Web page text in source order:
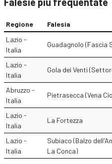
Regione Falesia
Lazio -
Italia
Guadagnolo (Fascia
Lazio -
Italia
Gola dei Venti
Abruzzo -
Italia
Pietrasecca (Vena
Lazio -
Italia
La Fortezza
Lazio -
Italia
Subiaco (Balzo
La Conca)